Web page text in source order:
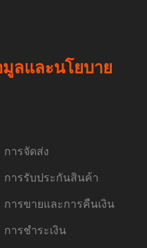
ลและนโยบาย
การจัดส่ง
การรับประกันสินค้า
การขายและการคืนเงิน
การชำระเงิน